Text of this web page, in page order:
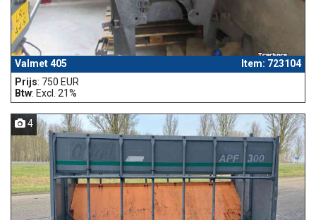
Valmet 405
Item: 723104
Prijs: 750 EUR
Btw: Excl. 21%
4